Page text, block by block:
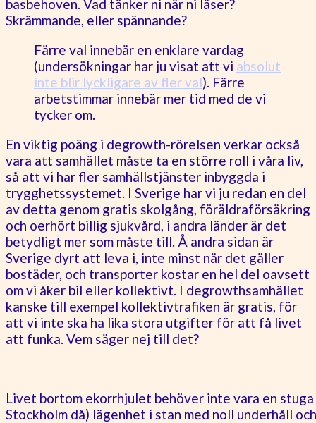
basbehoven. Vad tänker ni när ni läser?
Skrämmande, eller spännande?
Färre val innebär en enklare vardag
(undersökningar har ju visat att vi absolut
inte blir lyckligare av fler val). Färre
arbetstimmar innebär mer tid med de vi
tycker om.
En viktig poäng i degrowth-rörelsen verkar också
vara att samhället måste ta en större roll i våra liv,
så att vi har fler samhällstjänster inbyggda i
trygghetssystemet. I Sverige har vi ju redan en del
av detta genom gratis skolgång, föräldraförsäkring
och oerhört billig sjukvård, i andra länder är det
betydligt mer som måste till. Å andra sidan är
Sverige dyrt att leva i, inte minst när det gäller
bostäder, och transporter kostar en hel del oavsett
om vi åker bil eller kollektivt. I degrowthsamhället
kanske till exempel kollektivtrafiken är gratis, för
att vi inte ska ha lika stora utgifter för att få livet
att funka. Vem säger nej till det?
Livet bortom ekorrhjulet behöver inte vara en
Stockholm då) lägenhet i stan med noll underhåll